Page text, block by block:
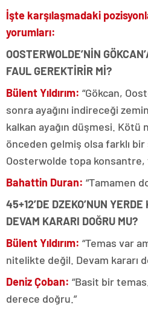
İşte karşılaşmadaki
yorumları:
OOSTERWOLDE’NİN
FAUL GEREKTİRİR Mİ?
Bülent Yıldırım: “Gökcan,
sonra ayağını indireceği
kalkan ayağın düşmesi. Kötü
önceden gelmiş olsa farklı bir
Oosterwolde topa konsantre,
Bahattin Duran: “Tamamen
45+12’DE DZEKO’NUN
DEVAM KARARI DOĞRU MU?
Bülent Yıldırım: “Temas var
nitelikte değil. Devam kararı
Deniz Çoban: “Basit bir
derece doğru.”